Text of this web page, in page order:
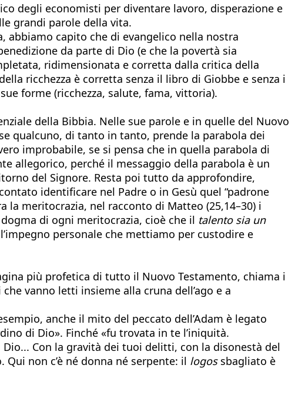
degli economisti per diventare lavoro, disperazione e
grandi parole della vita.
capito che di evangelico nella nostra
da parte di Dio (e che la povertà sia
ridimensionata e corretta dalla critica della
ricchezza è corretta senza il libro di Giobbe e senza i
forme (ricchezza, salute, fama, vittoria).
della Bibbia. Nelle sue parole e in quelle del Nuovo
qualcuno, di tanto in tanto, prende la parabola dei
improbabile, se si pensa che in quella parabola di
allegorico, perché il messaggio della parabola è un
del Signore. Resta poi tutto da approfondire,
identificare nel Padre o in Gesù quel “padrone
meritocrazia, nel racconto di Matteo (25,14–30) i
di ogni meritocrazia, cioè che il talento sia un
personale che mettiamo per custodire e
più profetica di tutto il Nuovo Testamento, chiama i
vanno letti insieme alla cruna dell’ago e a
anche il mito del peccato dell’Adam è legato
di Dio». Finché «fu trovata in te l’iniquità.
Con la gravità dei tuoi delitti, con la disonestà del
non c’è né donna né serpente: il logossbagliato è